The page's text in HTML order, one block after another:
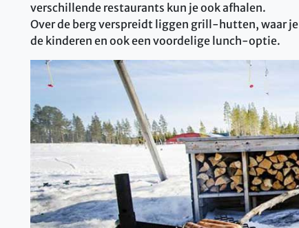
verschillende restaurants kun je ook afhalen.
Over de berg verspreidt liggen grill-hutten, waar
de kinderen en ook een voordelige lunch-optie.